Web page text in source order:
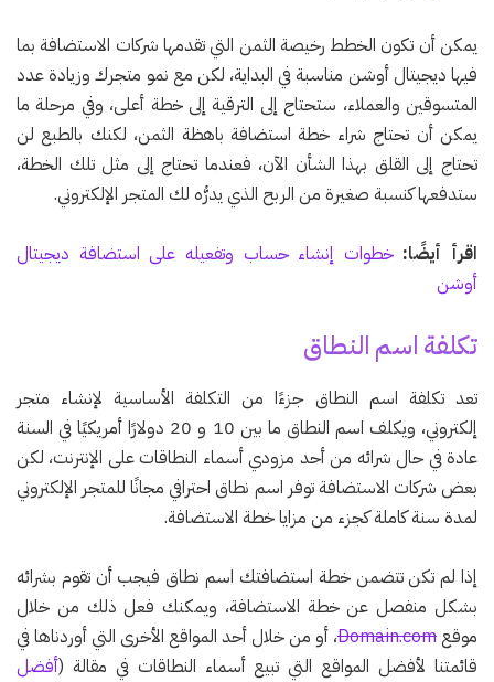
يمكن أن تكون الخطط رخيصة الثمن التي تقدمها شركات الاستضافة بما
فيها ديجيتال أوشن مناسبة في البداية، لكن مع نمو متجرك وزيادة عدد
المتسوقين والعملاء، ستحتاج إلى الترقية إلى خطة أعلى، وفي مرحلة ما
يمكن أن تحتاج شراء خطة استضافة باهظة الثمن، لكنك بالطبع لن
تحتاج إلى القلق بهذا الشأن الآن، فعندما تحتاج إلى مثل تلك الخطة،
ستدفعها كنسبة صغيرة من الربح الذي يدرُّه لك المتجر الإلكتروني.
اقرأ أيضًا: خطوات إنشاء حساب وتفعيله على استضافة ديجيتال
أوشن
تكلفة اسم النطاق
تعد تكلفة اسم النطاق جزءًا من التكلفة الأساسية لإنشاء متجر
إلكتروني، ويكلف اسم النطاق ما بين 10 و 20 دولارًا أمريكيًا في السنة
عادة في حال شرائه من أحد مزودي أسماء النطاقات على الإنترنت، لكن
بعض شركات الاستضافة توفر اسم نطاق احترافي مجانًا للمتجر الإلكتروني
لمدة سنة كاملة كجزء من مزايا خطة الاستضافة.
إذا لم تكن تتضمن خطة استضافتك اسم نطاق فيجب أن تقوم بشرائه
بشكل منفصل عن خطة الاستضافة، ويمكنك فعل ذلك من خلال
موقع Domain.com، أو من خلال أحد المواقع الأخرى التي أوردناها في
قائمتنا لأفضل المواقع التي تبيع أسماء النطاقات في مقالة (أفضل